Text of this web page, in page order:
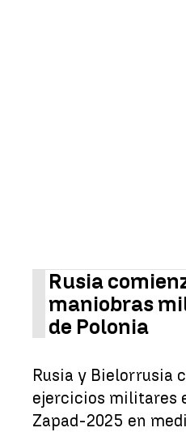
Rusia
maniobras
de Polonia
Rusia y Bielorrusia
ejercicios militares
Zapad-2025 en